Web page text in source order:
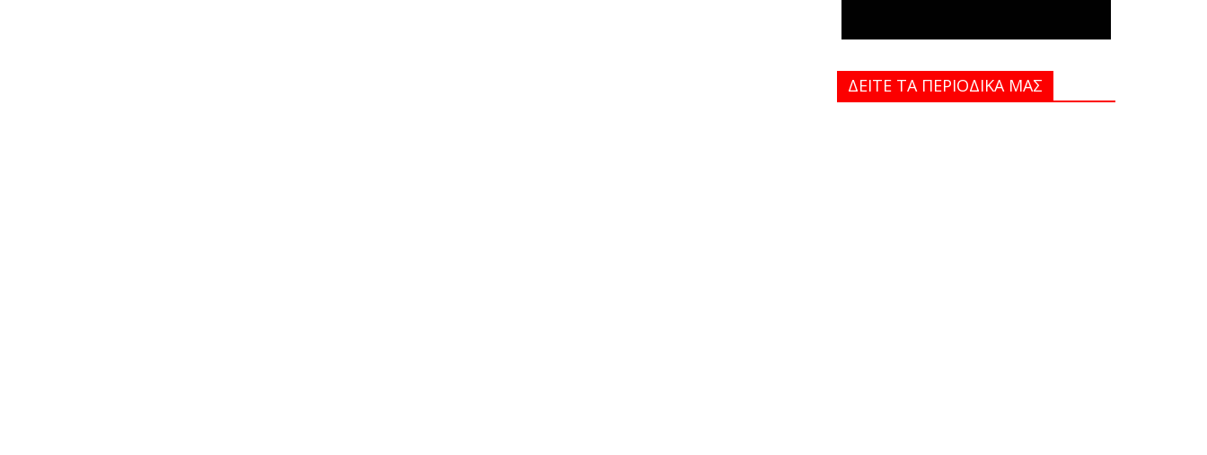
ΔΕΙΤΕ ΤΑ ΠΕΡΙΟΔΙΚΑ MAΣ